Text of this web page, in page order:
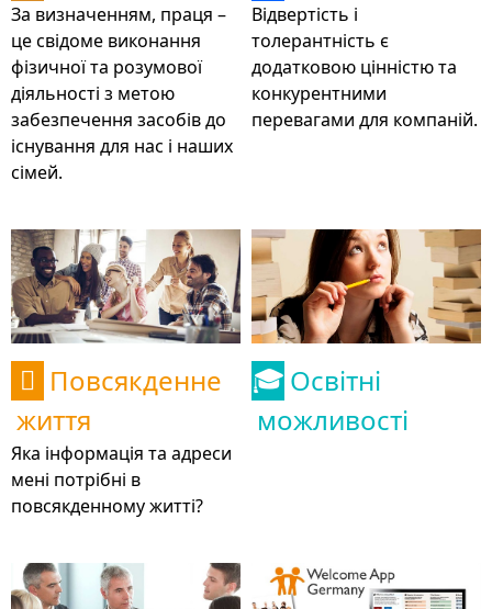
За визначенням, праця –
це свідоме виконання
фізичної та розумової
діяльності з метою
забезпечення засобів до
існування для нас і наших
сімей.
Відвертість і
толерантність є
додатковою цінністю та
конкурентними
перевагами для компаній.

Повсякденне
життя
Яка інформація та адреси
мені потрібні в
повсякденному житті?
🎓 Освітні
можливості